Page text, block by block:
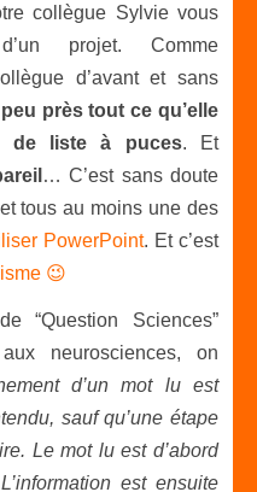
collègue Sylvie vous
projet. Comme
d’avant et sans
près tout ce qu’elle
de liste à puces. Et
… C’est sans doute
tous au moins une des
PowerPoint. Et c’est
😉
“Question Sciences”
neurosciences, on
d’un mot lu est
sauf qu’une étape
Le mot lu est d’abord
est ensuite